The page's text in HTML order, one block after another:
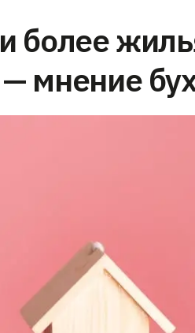
более
мнение